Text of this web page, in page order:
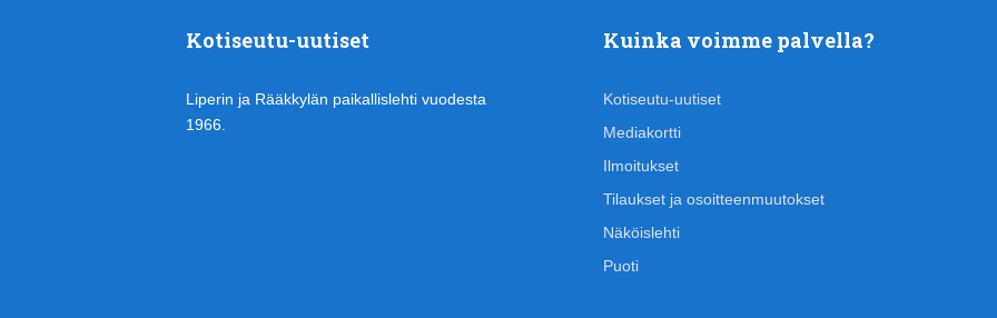
Kotiseutu-uutiset
Liperin ja Rääkkylän paikallislehti vuodesta
1966.
Kuinka voimme palvella?
Kotiseutu-uutiset
Mediakortti
Ilmoitukset
Tilaukset ja osoitteenmuutokset
Näköislehti
Puoti